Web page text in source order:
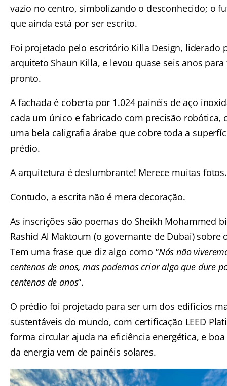
vazio no centro, simbolizando o desconhecido; o
que ainda está por ser escrito.
Foi projetado pelo escritório Killa Design, liderado
arquiteto Shaun Killa, e levou quase seis anos para
pronto.
A fachada é coberta por 1.024 painéis de aço
cada um único e fabricado com precisão robótica,
uma bela caligrafia árabe que cobre toda a
prédio.
A arquitetura é deslumbrante! Merece muitas fotos.
Contudo, a escrita não é mera decoração.
As inscrições são poemas do Sheikh Mohammed
Rashid Al Maktoum (o governante de Dubai) sobre
Tem uma frase que diz algo como “Nós não
centenas de anos, mas podemos criar algo que dure
centenas de anos“.
O prédio foi projetado para ser um dos edifícios
sustentáveis do mundo, com certificação LEED
forma circular ajuda na eficiência energética, e
da energia vem de painéis solares.